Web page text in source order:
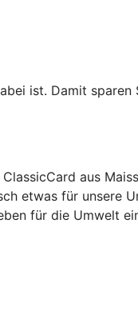
ist. Damit
aus
etwas für
für die Umwelt